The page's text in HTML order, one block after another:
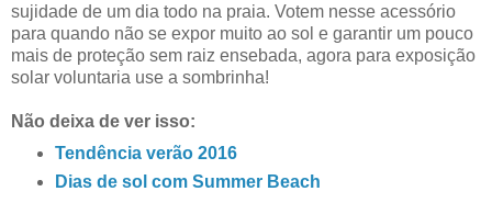
sujidade de um dia todo na praia. Votem nesse acessório
para quando não se expor muito ao sol e garantir um pouco
mais de proteção sem raiz ensebada, agora para exposição
solar voluntaria use a sombrinha!
Não deixa de ver isso:
Tendência verão 2016
Dias de sol com Summer Beach